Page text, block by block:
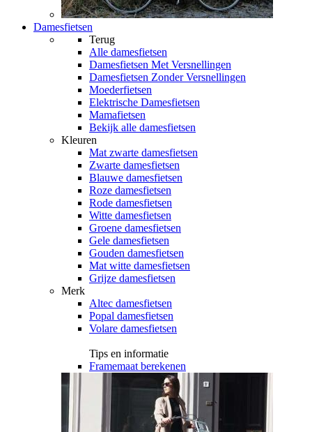
Damesfietsen
Terug
Alle damesfietsen
Damesfietsen Met Versnellingen
Damesfietsen Zonder Versnellingen
Moederfietsen
Elektrische Damesfietsen
Mamafietsen
Bekijk alle damesfietsen
Kleuren
Mat zwarte damesfietsen
Zwarte damesfietsen
Blauwe damesfietsen
Roze damesfietsen
Rode damesfietsen
Witte damesfietsen
Groene damesfietsen
Gele damesfietsen
Gouden damesfietsen
Mat witte damesfietsen
Grijze damesfietsen
Merk
Altec damesfietsen
Popal damesfietsen
Volare damesfietsen
Tips en informatie
Framemaat berekenen